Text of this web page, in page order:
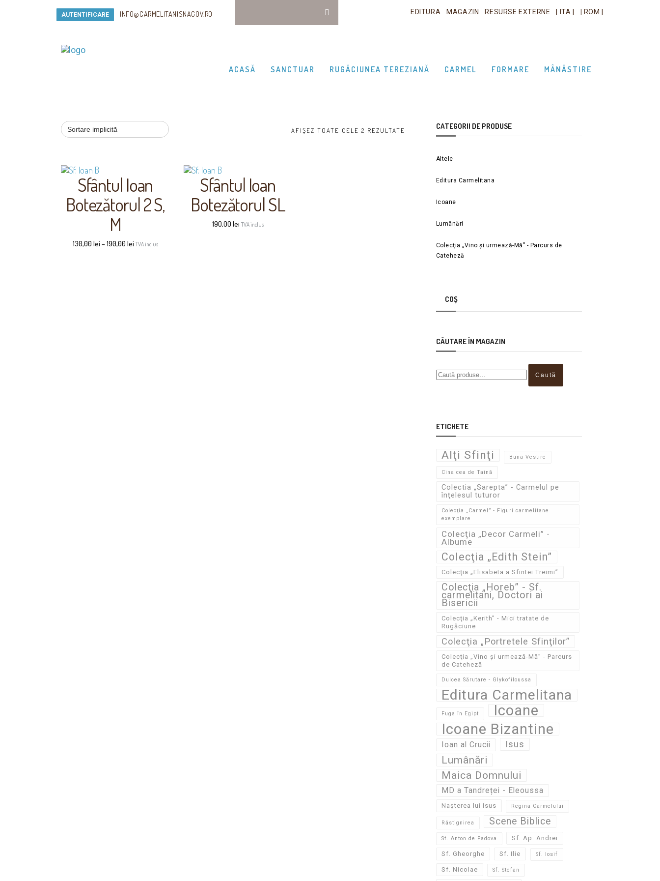
AUTENTIFICARE INFO@CARMELITANISNAGOV.RO EDITURA MAGAZIN RESURSE EXTERNE | ITA | | ROM |
ACASĂ SANCTUAR RUGĂCIUNEA TEREZIANĂ CARMEL FORMARE MÂNĂSTIRE
AFIȘEZ TOATE CELE 2 REZULTATE
Sfântul Ioan
Botezătorul 2 S,
M
130,00 lei–190,00 lei TVA inclus
Sfântul Ioan
Botezătorul SL
190,00 lei TVA inclus
CATEGORII DE PRODUSE
Altele
Editura Carmelitana
Icoane
Lumânări
Colecţia „Vino și urmează-Mă” - Parcurs de
Cateheză
COȘ
CĂUTARE ÎN MAGAZIN
Caută
ETICHETE
Alţi Sfinţi Buna Vestire
Cina cea de Taină
Colectia „Sarepta” - Carmelul pe
înţelesul tuturor
Colecţia „Carmel” - Figuri carmelitane
exemplare
Colecţia „Decor Carmeli” -
Albume
Colecţia „Edith Stein”
Colecţia „Elisabeta a Sfintei Treimi”
Colecţia „Horeb” - Sf.
carmelitani, Doctori ai
Bisericii
Colecţia „Kerith” - Mici tratate de
Rugăciune
Colecţia „Portretele Sfinţilor”
Colecţia „Vino și urmează-Mă” - Parcurs
de Cateheză
Dulcea Sărutare - Glykofiloussa
Editura Carmelitana
Fuga în Egipt
Icoane
Icoane Bizantine
Ioan al Crucii Isus
Lumânări
Maica Domnului
MD a Tandreței - Eleoussa
Nașterea lui Isus Regina Carmelului
Răstignirea Scene Biblice
Sf. Anton de Padova Sf. Ap. Andrei
Sf. Gheorghe Sf. Ilie Sf. Iosif
Sf. Nicolae Sf. Stefan